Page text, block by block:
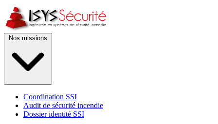
Coordination SSI
Audit de sécurité incendie
Dossier identité SSI